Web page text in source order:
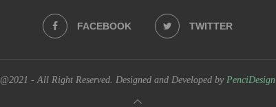
FACEBOOK TWITTER
@2021 - All Right Reserved. Designed and Developed by PenciDesign